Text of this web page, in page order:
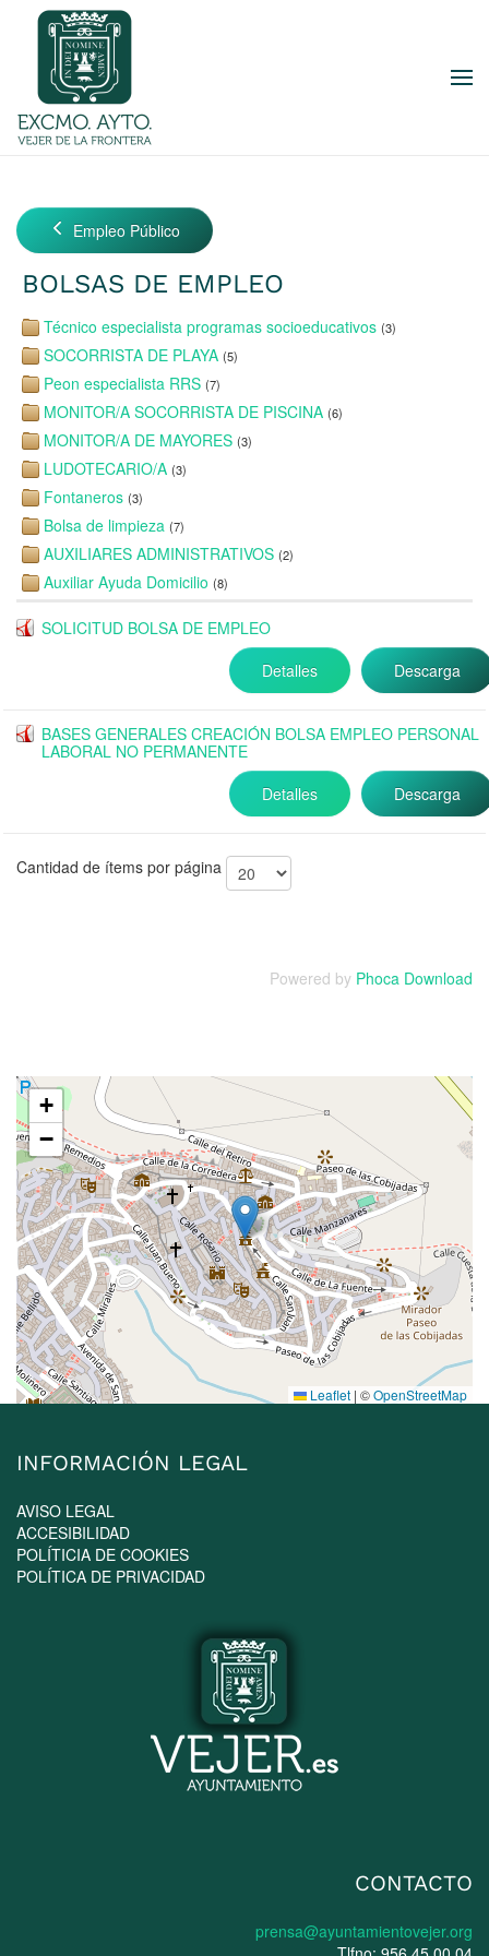
Skip to main content
Empleo Público
BOLSAS DE EMPLEO
Técnico especialista programas socioeducativos (3)
SOCORRISTA DE PLAYA (5)
Peon especialista RRS (7)
MONITOR/A SOCORRISTA DE PISCINA (6)
MONITOR/A DE MAYORES (3)
LUDOTECARIO/A (3)
Fontaneros (3)
Bolsa de limpieza (7)
AUXILIARES ADMINISTRATIVOS (2)
Auxiliar Ayuda Domicilio (8)
SOLICITUD BOLSA DE EMPLEO
Descarga
Detalles
BASES GENERALES CREACIÓN BOLSA EMPLEO PERSONAL
LABORAL NO PERMANENTE
Descarga
Detalles
Cantidad de ítems por página
Powered by Phoca Download
+
−
Leaflet | ©OpenStreetMap
INFORMACIÓN LEGAL
AVISO LEGAL
ACCESIBILIDAD
POLÍTICIA DE COOKIES
POLÍTICA DE PRIVACIDAD
CONTACTO
prensa@ayuntamientovejer.org